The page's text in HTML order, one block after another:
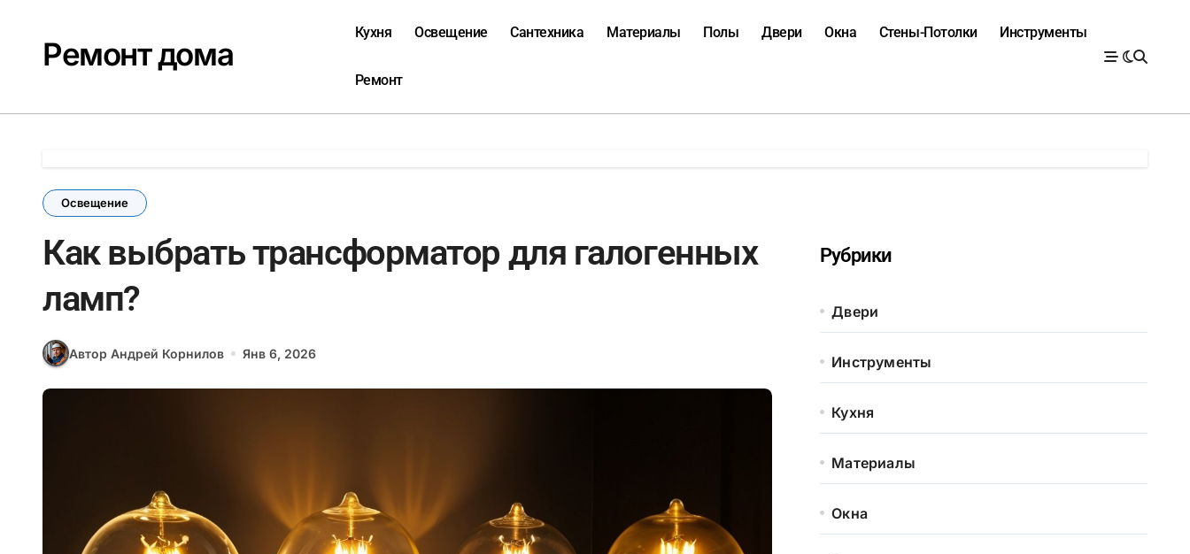
содержаниюРемонт дома
Кухня Освещение Сантехника Материалы Полы Двери Окна Стены-Потолки Инструменты
Ремонт
Освещение
Как выбрать трансформатор для галогенных
ламп?
Автор Андрей Корнилов Янв 6, 2026
Рубрики
Двери
Инструменты
Кухня
Материалы
Окна